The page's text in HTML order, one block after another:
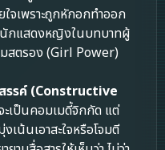
ใจเพราะถูกหักอกทำออก
นักแสดงหญิงในบทบาทผู้
สตรอง (Girl Power)
รรค์ (Constructive
เป็นคอมเมดี้จิกกัด แต่
เน้นเอาสะใจหรือโจมตี